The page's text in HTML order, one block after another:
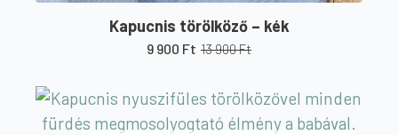
Kapucnis törölköző – kék
13 900Ft
Original
was:
13
900 Ft.
9 900 Ft Current
9
900 Ft.